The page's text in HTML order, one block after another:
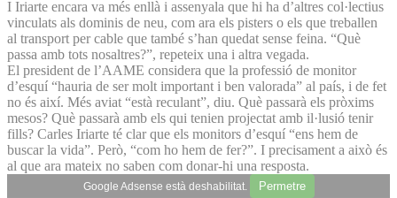
I Iriarte encara va més enllà i assenyala que hi ha d’altres col·lectius
vinculats als dominis de neu, com ara els pisters o els que treballen
al transport per cable que també s’han quedat sense feina. “Què
passa amb tots nosaltres?”, repeteix una i altra vegada.
El president de l’AAME considera que la professió de monitor
d’esquí “hauria de ser molt important i ben valorada” al país, i de fet
no és així. Més aviat “està reculant”, diu. Què passarà els pròxims
mesos? Què passarà amb els qui tenien projectat amb il·lusió tenir
fills? Carles Iriarte té clar que els monitors d’esquí “ens hem de
buscar la vida”. Però, “com ho hem de fer?”. I precisament a això és
al que ara mateix no saben com donar-hi una resposta.
Google Adsense està deshabilitat. Permetre